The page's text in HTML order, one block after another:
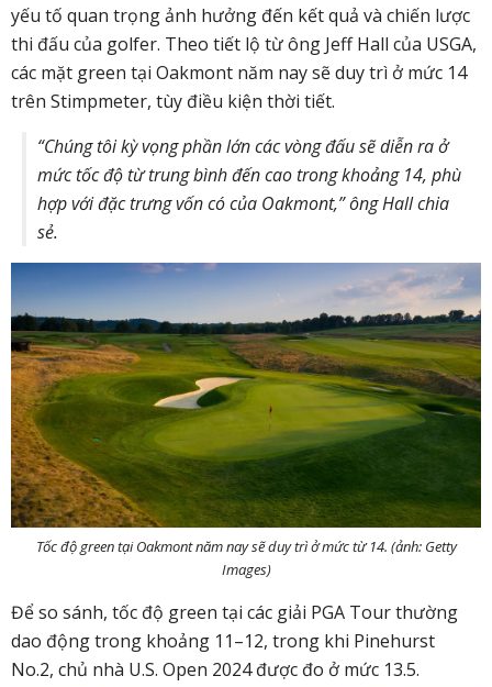
yếu tố quan trọng ảnh hưởng đến kết quả và chiến lược
thi đấu của golfer. Theo tiết lộ từ ông Jeff Hall của USGA,
các mặt green tại Oakmont năm nay sẽ duy trì ở mức 14
trên Stimpmeter, tùy điều kiện thời tiết.
“Chúng tôi kỳ vọng phần lớn các vòng đấu sẽ diễn ra ở
mức tốc độ từ trung bình đến cao trong khoảng 14, phù
hợp với đặc trưng vốn có của Oakmont,” ông Hall chia
sẻ.
Tốc độ green tại Oakmont năm nay sẽ duy trì ở mức từ 14. (ảnh: Getty
Images)
Để so sánh, tốc độ green tại các giải PGA Tour thường
dao động trong khoảng 11–12, trong khi Pinehurst
No.2, chủ nhà U.S. Open 2024 được đo ở mức 13.5.